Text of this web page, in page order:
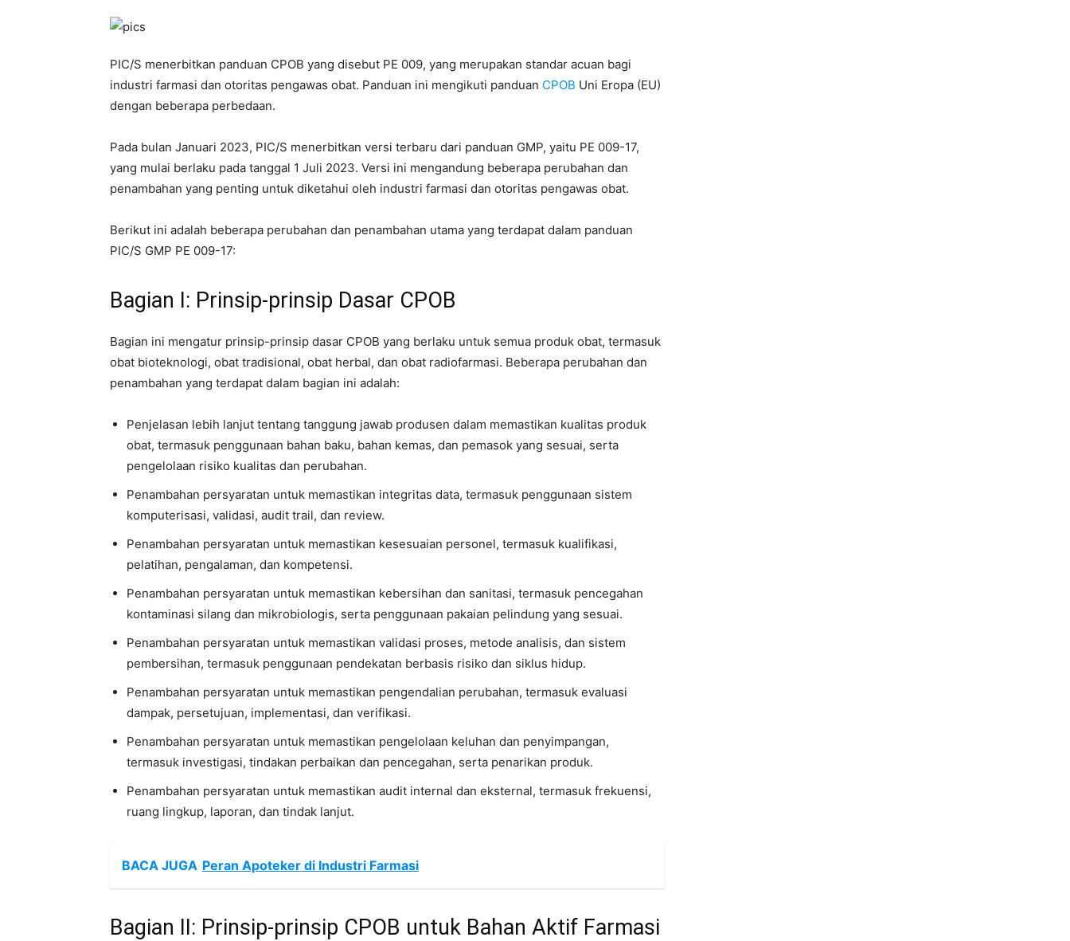
PIC/S menerbitkan panduan CPOB yang disebut PE 009, yang merupakan standar acuan bagi
industri farmasi dan otoritas pengawas obat. Panduan ini mengikuti panduan CPOB Uni Eropa (EU)
dengan beberapa perbedaan.
Pada bulan Januari 2023, PIC/S menerbitkan versi terbaru dari panduan GMP, yaitu PE 009-17,
yang mulai berlaku pada tanggal 1 Juli 2023. Versi ini mengandung beberapa perubahan dan
penambahan yang penting untuk diketahui oleh industri farmasi dan otoritas pengawas obat.
Berikut ini adalah beberapa perubahan dan penambahan utama yang terdapat dalam panduan
PIC/S GMP PE 009-17:
Bagian I: Prinsip-prinsip Dasar CPOB
Bagian ini mengatur prinsip-prinsip dasar CPOB yang berlaku untuk semua produk obat, termasuk
obat bioteknologi, obat tradisional, obat herbal, dan obat radiofarmasi. Beberapa perubahan dan
penambahan yang terdapat dalam bagian ini adalah:
Penjelasan lebih lanjut tentang tanggung jawab produsen dalam memastikan kualitas produk
obat, termasuk penggunaan bahan baku, bahan kemas, dan pemasok yang sesuai, serta
pengelolaan risiko kualitas dan perubahan.
Penambahan persyaratan untuk memastikan integritas data, termasuk penggunaan sistem
komputerisasi, validasi, audit trail, dan review.
Penambahan persyaratan untuk memastikan kesesuaian personel, termasuk kualifikasi,
pelatihan, pengalaman, dan kompetensi.
Penambahan persyaratan untuk memastikan kebersihan dan sanitasi, termasuk pencegahan
kontaminasi silang dan mikrobiologis, serta penggunaan pakaian pelindung yang sesuai.
Penambahan persyaratan untuk memastikan validasi proses, metode analisis, dan sistem
pembersihan, termasuk penggunaan pendekatan berbasis risiko dan siklus hidup.
Penambahan persyaratan untuk memastikan pengendalian perubahan, termasuk evaluasi
dampak, persetujuan, implementasi, dan verifikasi.
Penambahan persyaratan untuk memastikan pengelolaan keluhan dan penyimpangan,
termasuk investigasi, tindakan perbaikan dan pencegahan, serta penarikan produk.
Penambahan persyaratan untuk memastikan audit internal dan eksternal, termasuk frekuensi,
ruang lingkup, laporan, dan tindak lanjut.
BACA JUGA Peran Apoteker di Industri Farmasi
Bagian II: Prinsip-prinsip CPOB untuk Bahan Aktif Farmasi